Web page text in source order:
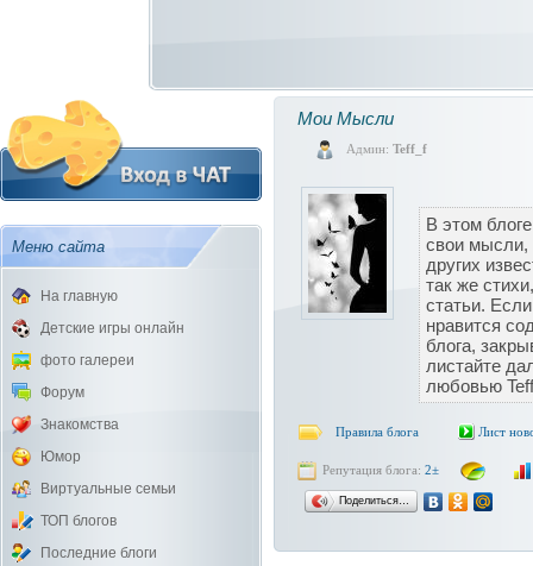
Меню сайта
На главную
Детские игры онлайн
фото галереи
Форум
Знакомства
Юмор
Виртуальные семьи
ТОП блогов
Последние блоги
Мои Мысли
Админ: Teff_f
В этом
свои мысли,
других
так же
статьи.
нравится
блога,
листайте
любовью
Правила блога Лист
Репутация блога: 2±
Поделиться…